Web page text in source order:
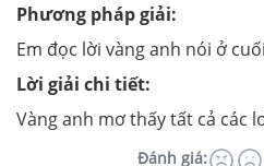
Phương pháp giải:
Em đọc lời vàng anh nói ở
Lời giải chi tiết:
Vàng anh mơ thấy tất cả các
Đánh giá: